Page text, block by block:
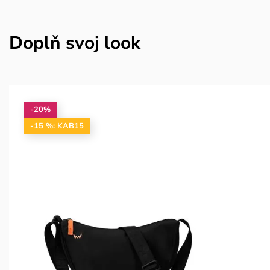
Doplň svoj look
-20%
-15 %: KAB15